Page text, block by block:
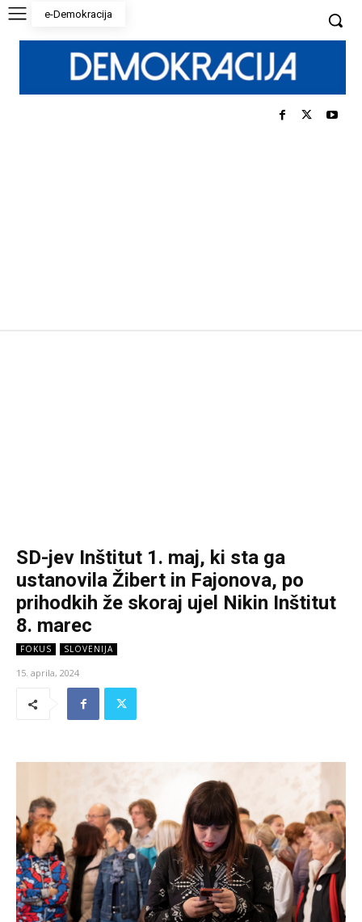
e-Demokracija
SD-jev Inštitut 1. maj, ki sta ga
ustanovila Žibert in Fajonova, po
prihodkih že skoraj ujel Nikin Inštitut
8. marec
FOKUS SLOVENIJA
15. aprila, 2024